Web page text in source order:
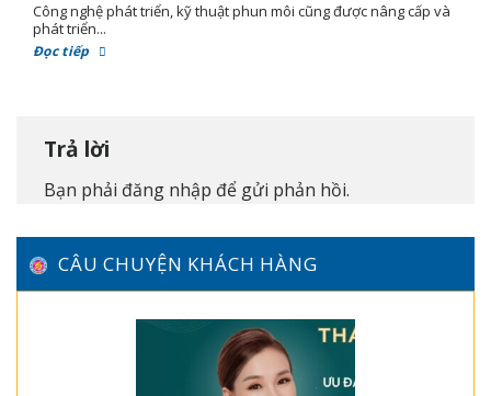
Công nghệ phát triển, kỹ thuật phun môi cũng được nâng cấp và
phát triển...
Đọc tiếp
Trả lời
Bạn phải đăng nhập để gửi phản hồi.
CÂU CHUYỆN KHÁCH HÀNG